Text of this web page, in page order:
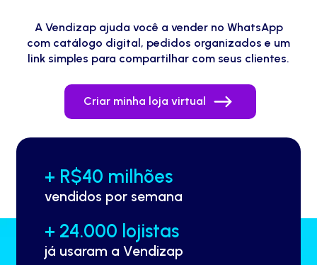
A Vendizap ajuda você a vender no WhatsApp
com catálogo digital, pedidos organizados e um
link simples para compartilhar com seus clientes.
Criar minha loja virtual
+ R$40 milhões
vendidos por semana
+ 24.000 lojistas
já usaram a Vendizap
Conteúdo principal